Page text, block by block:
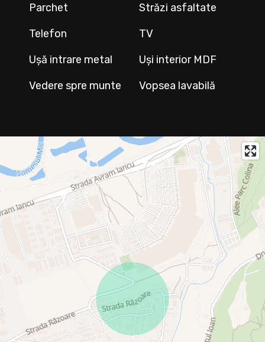
Parchet
Străzi asfaltate
Telefon
TV
Ușă intrare metal
Uși interior MDF
Vedere spre munte
Vopsea lavabilă